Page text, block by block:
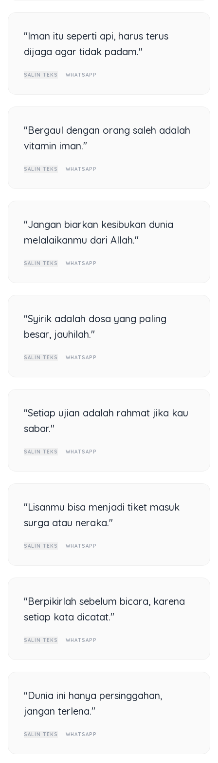
"Iman itu seperti api, harus terus
dijaga agar tidak padam."
SALIN TEKS WHATSAPP
"Bergaul dengan orang saleh adalah
vitamin iman."
SALIN TEKS WHATSAPP
"Jangan biarkan kesibukan dunia
melalaikanmu dari Allah."
SALIN TEKS WHATSAPP
"Syirik adalah dosa yang paling
besar, jauhilah."
SALIN TEKS WHATSAPP
"Setiap ujian adalah rahmat jika kau
sabar."
SALIN TEKS WHATSAPP
"Lisanmu bisa menjadi tiket masuk
surga atau neraka."
SALIN TEKS WHATSAPP
"Berpikirlah sebelum bicara, karena
setiap kata dicatat."
SALIN TEKS WHATSAPP
"Dunia ini hanya persinggahan,
jangan terlena."
SALIN TEKS WHATSAPP